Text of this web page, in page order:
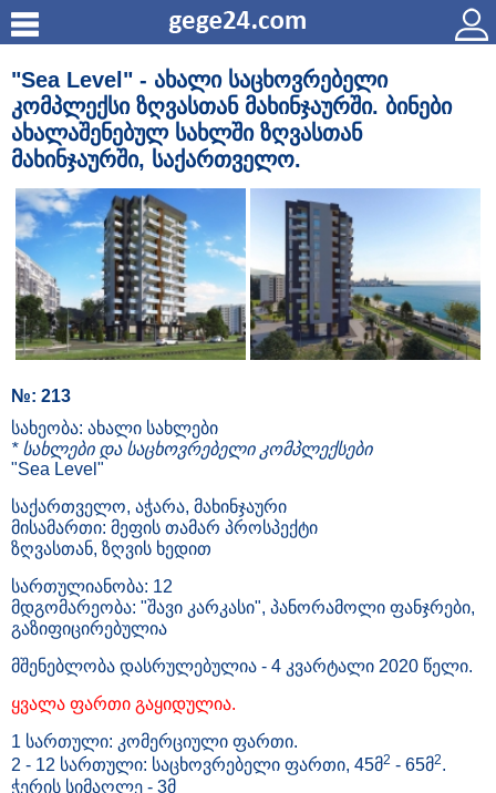
"Sea Level" - ახალი საცხოვრებელი
კომპლექსი ზღვასთან მახინჯაურში. ბინები
ახალაშენებულ სახლში ზღვასთან
მახინჯაურში, საქართველო.
№: 213
სახეობა: ახალი სახლები
* სახლები და საცხოვრებელი კომპლექსები
"Sea Level"
საქართველო, აჭარა, მახინჯაური
მისამართი: მეფის თამარ პროსპექტი
ზღვასთან, ზღვის ხედით
სართულიანობა: 12
მდგომარეობა: "შავი კარკასი", პანორამოლი ფანჯრები,
გაზიფიცირებულია
მშენებლობა დასრულებულია - 4 კვარტალი 2020 წელი.
ყვალა ფართი გაყიდულია.
1 სართული: კომერციული ფართი.
2 - 12 სართული: საცხოვრებელი ფართი, 45მ2 - 65მ2.
ჭერის სიმაღლე - 3მ